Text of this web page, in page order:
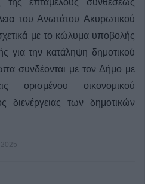
της επταμελούς συνθέσεως
του Ανωτάτου Ακυρωτικού
με το κώλυμα υποβολής
για την κατάληψη δημοτικού
συνδέονται με τον Δήμο με
ορισμένου οικονομικού
διενέργειας των δημοτικών